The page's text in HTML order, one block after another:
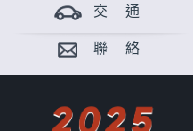
交 通
聯 絡